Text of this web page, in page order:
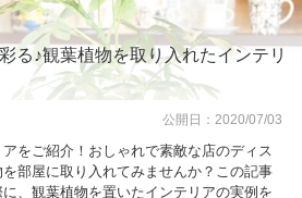
る♪観葉植物を取り入れたインテリ
公開日：2020/07/03
をご紹介！おしゃれで素敵な店のディス
部屋に取り入れてみませんか？この記事
、観葉植物を置いたインテリアの実例を